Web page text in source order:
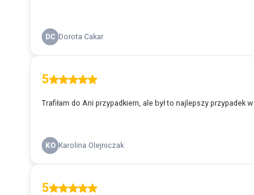
DC Dorota Cakar
5
Trafiłam do Ani przypadkiem, ale był to najlepszy przypadek
KO Karolina Olejniczak
5